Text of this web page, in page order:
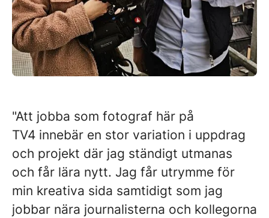
"Att jobba som fotograf här på
TV4 innebär en stor variation i uppdrag
och projekt där jag ständigt utmanas
och får lära nytt. Jag får utrymme för
min kreativa sida samtidigt som jag
jobbar nära journalisterna och kollegorna